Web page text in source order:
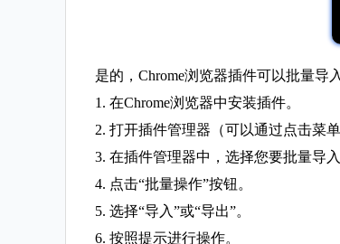
是的，Chrome浏览器插件可以批量导
1. 在Chrome浏览器中安装插件。
2. 打开插件管理器（可以通过点击菜
3. 在插件管理器中，选择您要批量导入
4. 点击“批量操作”按钮。
5. 选择“导入”或“导出”。
6. 按照提示进行操作。